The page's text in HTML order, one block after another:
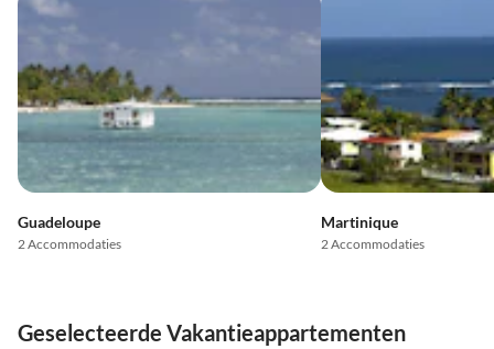
Guadeloupe
2 Accommodaties
Martinique
2 Accommodaties
Geselecteerde Vakantieappartementen